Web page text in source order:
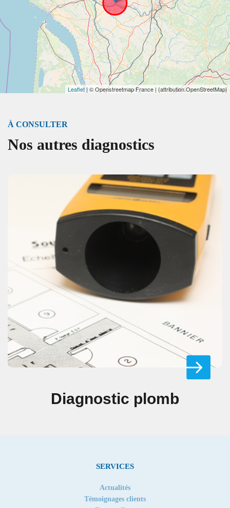
Leaflet| © Openstreetmap France | {attribution.OpenStreetMap}
À CONSULTER
Nos autres diagnostics
Diagnostic plomb
SERVICES
Actualités
Témoignages clients